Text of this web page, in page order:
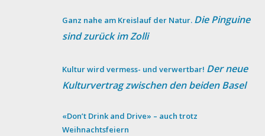
Ganz nahe am Kreislauf der Natur. Die Pinguine
sind zurück im Zolli
Kultur wird vermess- und verwertbar! Der neue
Kulturvertrag zwischen den beiden Basel
«Don’t Drink and Drive» – auch trotz
Weihnachtsfeiern